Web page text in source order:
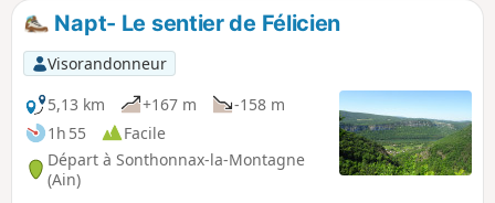
Napt- Le sentier de Félicien
Visorandonneur
5,13 km
+167 m
-158 m
1h 55
Facile
Départ à Sonthonnax-la-Montagne
(Ain)